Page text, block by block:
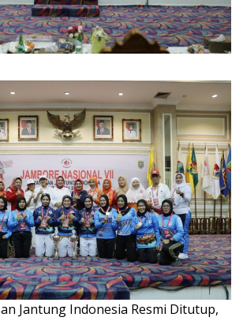
Jantung Indonesia Resmi Ditutup,